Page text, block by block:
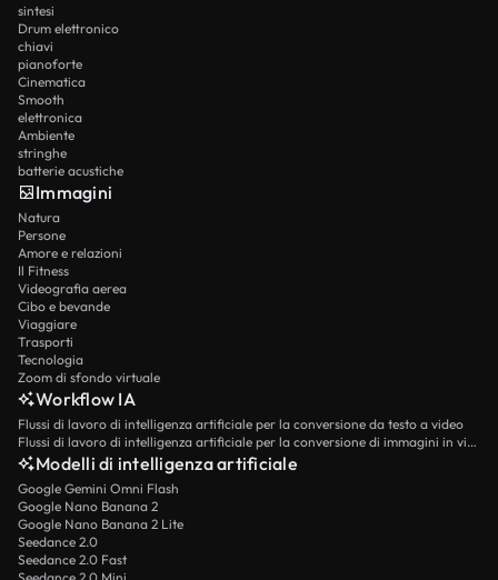
sintesi
Drum elettronico
chiavi
pianoforte
Cinematica
Smooth
elettronica
Ambiente
stringhe
batterie acustiche
Immagini
Natura
Persone
Amore e relazioni
Il Fitness
Videografia aerea
Cibo e bevande
Viaggiare
Trasporti
Tecnologia
Zoom di sfondo virtuale
Workflow IA
Flussi di lavoro di intelligenza artificiale per la conversione da testo a video
Flussi di lavoro di intelligenza artificiale per la conversione di immagini in video
Modelli di intelligenza artificiale
Google Gemini Omni Flash
Google Nano Banana 2
Google Nano Banana 2 Lite
Seedance 2.0
Seedance 2.0 Fast